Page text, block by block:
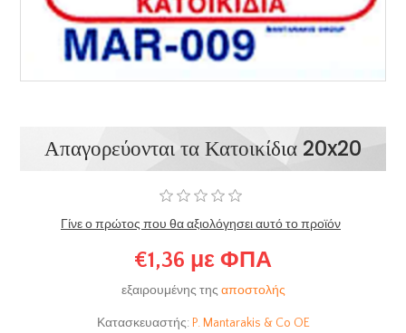
Απαγορεύονται τα Κατοικίδια 20x20
Γίνε ο πρώτος που θα αξιολόγησει αυτό το προϊόν
€1,36 με ΦΠΑ
εξαιρουμένης τηςαποστολής
Κατασκευαστής: P. Mantarakis & Co OE